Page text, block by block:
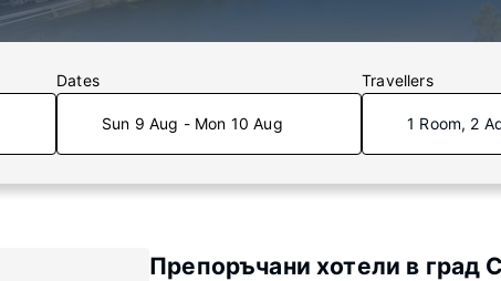
Dates
Sun 9 Aug - Mon 10 Aug
Travellers
1 Room, 2
Препоръчани хотели в град